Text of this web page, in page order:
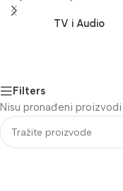
TV i Audio
Filters
Nisu pronađeni